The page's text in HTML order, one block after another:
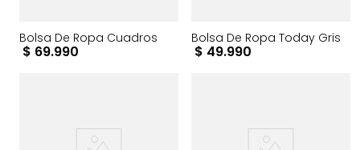
Bolsa De Ropa Cuadros
$ 69.990
Bolsa De Ropa Today Gris
$ 49.990